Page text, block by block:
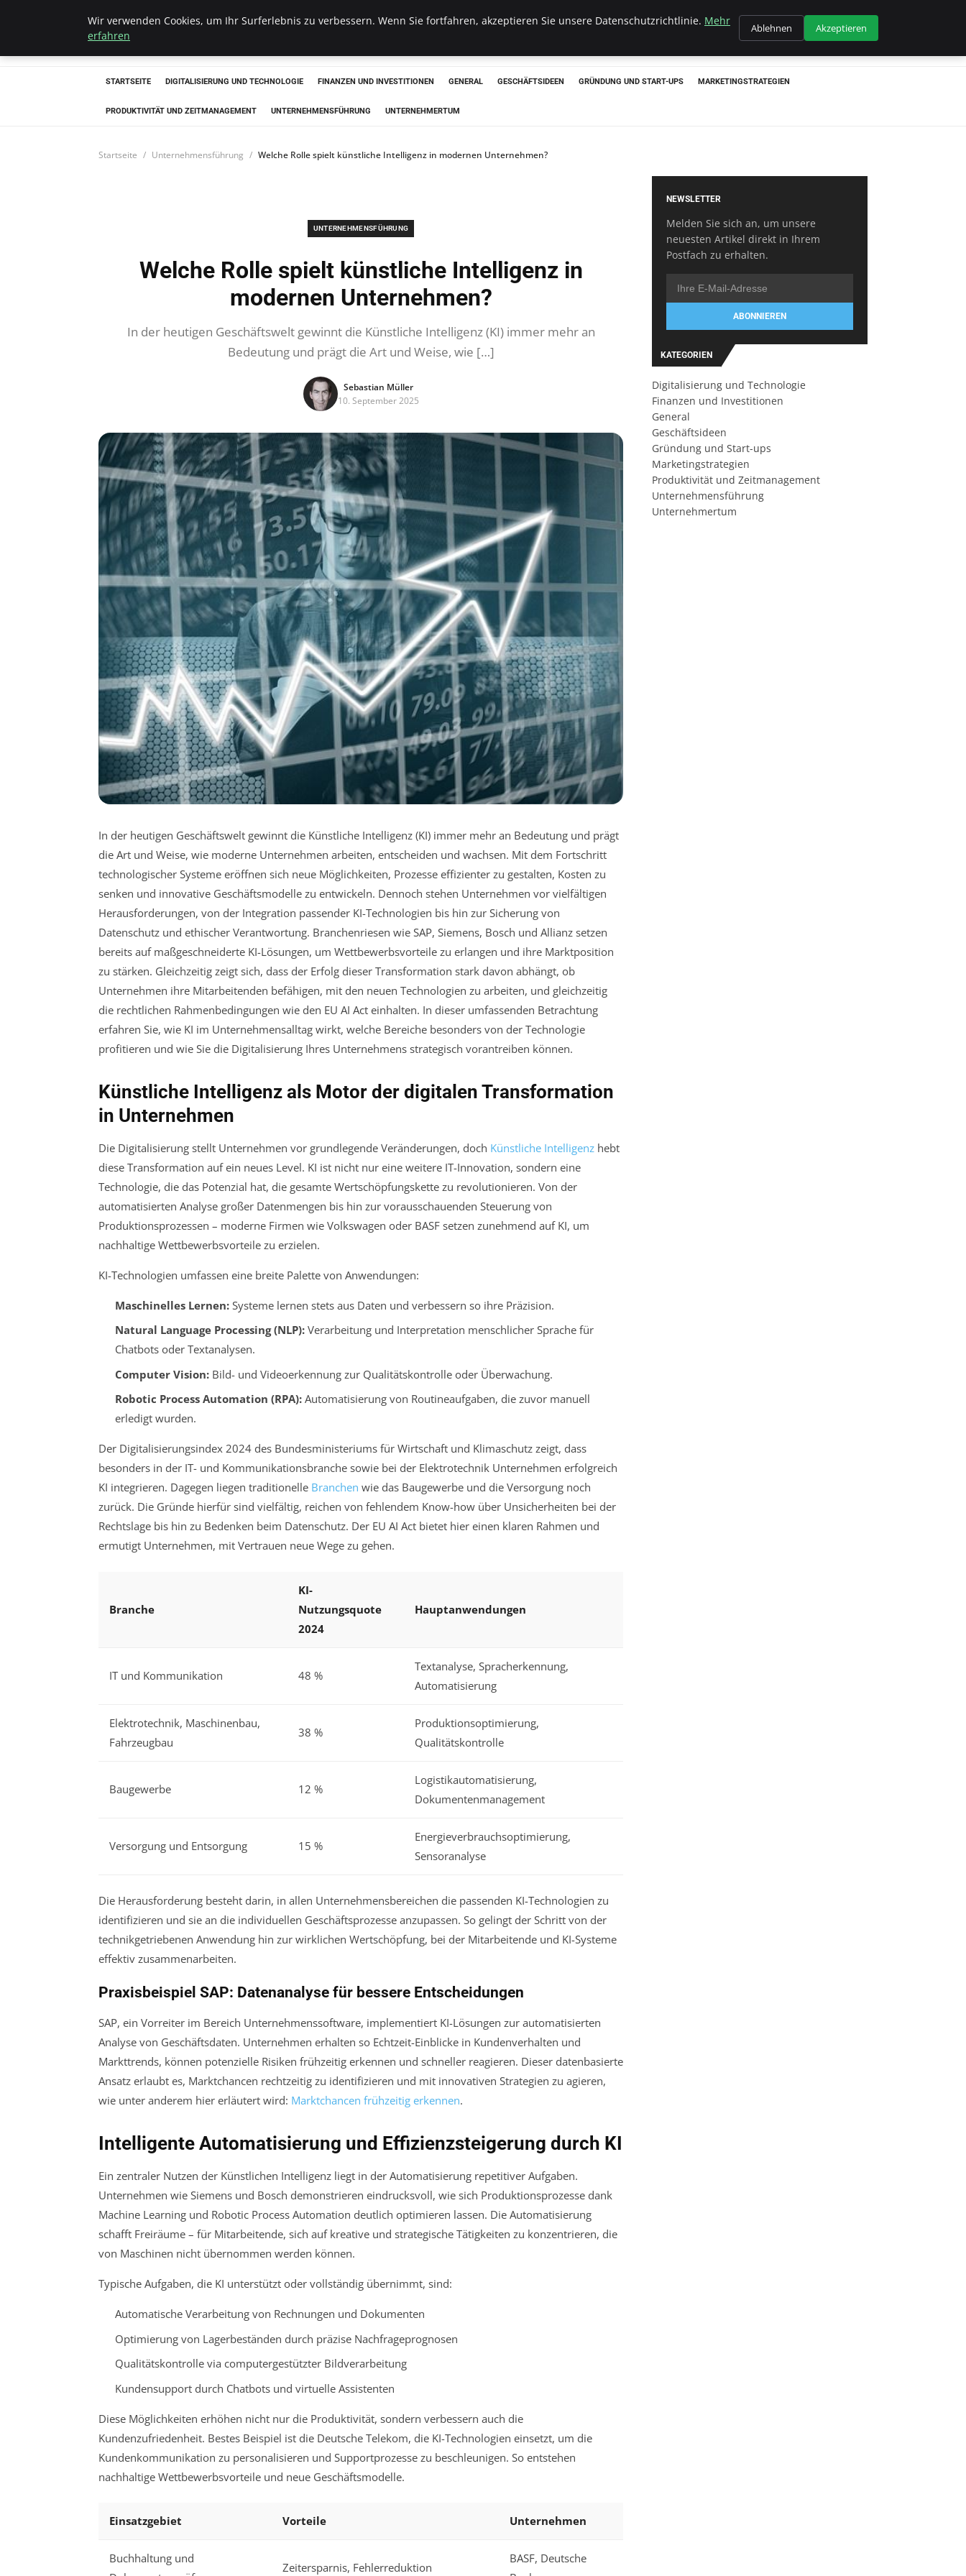
Hellmut Koenigshaus
STARTSEITE DIGITALISIERUNG UND TECHNOLOGIE FINANZEN UND INVESTITIONEN GENERAL GESCHÄFTSIDEEN GRÜNDUNG UND START-UPS MARKETINGSTRATEGIEN
PRODUKTIVITÄT UND ZEITMANAGEMENT UNTERNEHMENSFÜHRUNG UNTERNEHMERTUM
Startseite Unternehmensführung Welche Rolle spielt künstliche Intelligenz in modernen Unternehmen?
UNTERNEHMENSFÜHRUNG
Welche Rolle spielt künstliche Intelligenz in
modernen Unternehmen?
In der heutigen Geschäftswelt gewinnt die Künstliche Intelligenz (KI) immer mehr an
Bedeutung und prägt die Art und Weise, wie […]
Sebastian Müller
10. September 2025
In der heutigen Geschäftswelt gewinnt die Künstliche Intelligenz (KI) immer mehr an Bedeutung und prägt
die Art und Weise, wie moderne Unternehmen arbeiten, entscheiden und wachsen. Mit dem Fortschritt
technologischer Systeme eröffnen sich neue Möglichkeiten, Prozesse effizienter zu gestalten, Kosten zu
senken und innovative Geschäftsmodelle zu entwickeln. Dennoch stehen Unternehmen vor vielfältigen
Herausforderungen, von der Integration passender KI-Technologien bis hin zur Sicherung von
Datenschutz und ethischer Verantwortung. Branchenriesen wie SAP, Siemens, Bosch und Allianz setzen
bereits auf maßgeschneiderte KI-Lösungen, um Wettbewerbsvorteile zu erlangen und ihre Marktposition
zu stärken. Gleichzeitig zeigt sich, dass der Erfolg dieser Transformation stark davon abhängt, ob
Unternehmen ihre Mitarbeitenden befähigen, mit den neuen Technologien zu arbeiten, und gleichzeitig
die rechtlichen Rahmenbedingungen wie den EU AI Act einhalten. In dieser umfassenden Betrachtung
erfahren Sie, wie KI im Unternehmensalltag wirkt, welche Bereiche besonders von der Technologie
profitieren und wie Sie die Digitalisierung Ihres Unternehmens strategisch vorantreiben können.
Künstliche Intelligenz als Motor der digitalen Transformation
in Unternehmen
Die Digitalisierung stellt Unternehmen vor grundlegende Veränderungen, doch Künstliche Intelligenz hebt
diese Transformation auf ein neues Level. KI ist nicht nur eine weitere IT-Innovation, sondern eine
Technologie, die das Potenzial hat, die gesamte Wertschöpfungskette zu revolutionieren. Von der
automatisierten Analyse großer Datenmengen bis hin zur vorausschauenden Steuerung von
Produktionsprozessen – moderne Firmen wie Volkswagen oder BASF setzen zunehmend auf KI, um
nachhaltige Wettbewerbsvorteile zu erzielen.
KI-Technologien umfassen eine breite Palette von Anwendungen:
Maschinelles Lernen:Systeme lernen stets aus Daten und verbessern so ihre Präzision.
Natural Language Processing (NLP):Verarbeitung und Interpretation menschlicher Sprache für
Chatbots oder Textanalysen.
Computer Vision:Bild- und Videoerkennung zur Qualitätskontrolle oder Überwachung.
Robotic Process Automation (RPA):Automatisierung von Routineaufgaben, die zuvor manuell
erledigt wurden.
Der Digitalisierungsindex 2024 des Bundesministeriums für Wirtschaft und Klimaschutz zeigt, dass
besonders in der IT- und Kommunikationsbranche sowie bei der Elektrotechnik Unternehmen erfolgreich
KI integrieren. Dagegen liegen traditionelle Branchen wie das Baugewerbe und die Versorgung noch
zurück. Die Gründe hierfür sind vielfältig, reichen von fehlendem Know-how über Unsicherheiten bei der
Rechtslage bis hin zu Bedenken beim Datenschutz. Der EU AI Act bietet hier einen klaren Rahmen und
ermutigt Unternehmen, mit Vertrauen neue Wege zu gehen.
Branche
KI-
Nutzungsquote
2024
Hauptanwendungen
IT und Kommunikation 48 %
Textanalyse, Spracherkennung,
Automatisierung
Elektrotechnik, Maschinenbau,
Fahrzeugbau
38 %
Produktionsoptimierung,
Qualitätskontrolle
Baugewerbe 12 %
Logistikautomatisierung,
Dokumentenmanagement
Versorgung und Entsorgung 15 %
Energieverbrauchsoptimierung,
Sensoranalyse
Die Herausforderung besteht darin, in allen Unternehmensbereichen die passenden KI-Technologien zu
identifizieren und sie an die individuellen Geschäftsprozesse anzupassen. So gelingt der Schritt von der
technikgetriebenen Anwendung hin zur wirklichen Wertschöpfung, bei der Mitarbeitende und KI-Systeme
effektiv zusammenarbeiten.
Praxisbeispiel SAP: Datenanalyse für bessere Entscheidungen
SAP, ein Vorreiter im Bereich Unternehmenssoftware, implementiert KI-Lösungen zur automatisierten
Analyse von Geschäftsdaten. Unternehmen erhalten so Echtzeit-Einblicke in Kundenverhalten und
Markttrends, können potenzielle Risiken frühzeitig erkennen und schneller reagieren. Dieser datenbasierte
Ansatz erlaubt es, Marktchancen rechtzeitig zu identifizieren und mit innovativen Strategien zu agieren,
wie unter anderem hier erläutert wird: Marktchancen frühzeitig erkennen.
Intelligente Automatisierung und Effizienzsteigerung durch KI
Ein zentraler Nutzen der Künstlichen Intelligenz liegt in der Automatisierung repetitiver Aufgaben.
Unternehmen wie Siemens und Bosch demonstrieren eindrucksvoll, wie sich Produktionsprozesse dank
Machine Learning und Robotic Process Automation deutlich optimieren lassen. Die Automatisierung
schafft Freiräume – für Mitarbeitende, sich auf kreative und strategische Tätigkeiten zu konzentrieren, die
von Maschinen nicht übernommen werden können.
Typische Aufgaben, die KI unterstützt oder vollständig übernimmt, sind:
Automatische Verarbeitung von Rechnungen und Dokumenten
Optimierung von Lagerbeständen durch präzise Nachfrageprognosen
Qualitätskontrolle via computergestützter Bildverarbeitung
Kundensupport durch Chatbots und virtuelle Assistenten
Diese Möglichkeiten erhöhen nicht nur die Produktivität, sondern verbessern auch die
Kundenzufriedenheit. Bestes Beispiel ist die Deutsche Telekom, die KI-Technologien einsetzt, um die
Kundenkommunikation zu personalisieren und Supportprozesse zu beschleunigen. So entstehen
nachhaltige Wettbewerbsvorteile und neue Geschäftsmodelle.
Einsatzgebiet Vorteile Unternehmen
Buchhaltung und
Zeitersparnis, Fehlerreduktion
BASF, Deutsche
NEWSLETTER
Melden Sie sich an, um unsere
neuesten Artikel direkt in Ihrem
Postfach zu erhalten.
ABONNIEREN
KATEGORIEN
Digitalisierung und Technologie
Finanzen und Investitionen
General
Geschäftsideen
Gründung und Start-ups
Marketingstrategien
Produktivität und Zeitmanagement
Unternehmensführung
Unternehmertum
Wir verwenden Cookies, um Ihr Surferlebnis zu verbessern. Wenn Sie fortfahren, akzeptieren Sie unsere Datenschutzrichtlinie. Mehr
erfahren
Ablehnen Akzeptieren